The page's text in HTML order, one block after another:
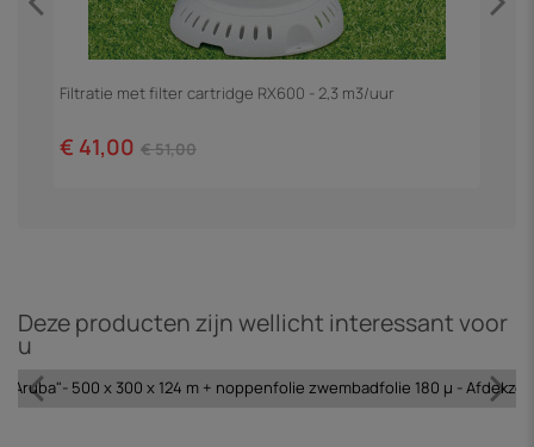
Filtratie met filter cartridge RX600 - 2,3 m3/uur
€ 41,00 € 51,00
Deze producten zijn wellicht interessant voor
u
500 x 300 x 124 m + noppenfolie zwembadfolie 180 µ -